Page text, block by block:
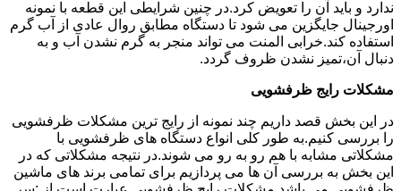
ندارد و باید آن را تعویض کرد.در چنین شرایطی این قطعه با نمونه
اورجینال جایگزین می شود تا دستگاه مطابق روال عادی از آب گرم
استفاده کند.خرابی المنت می تواند منجر به گرم نشدن آب و به
دنبال آن،تمیز نشدن ظروف گردد.
مشکلات رایج ظرفشویی
در این بخش قصد داریم چند نمونه از رایج ترین مشکلات ظرفشویی
را بررسی کنیم.به طور کلی انواع دستگاه های ظرفشویی با
مشکلاتی مشابه با هم رو به رو می شوند.در نتیجه مشکلاتی که در
این بخش به بررسی آن ها می پردازیم برای تمامی برند های ماشین